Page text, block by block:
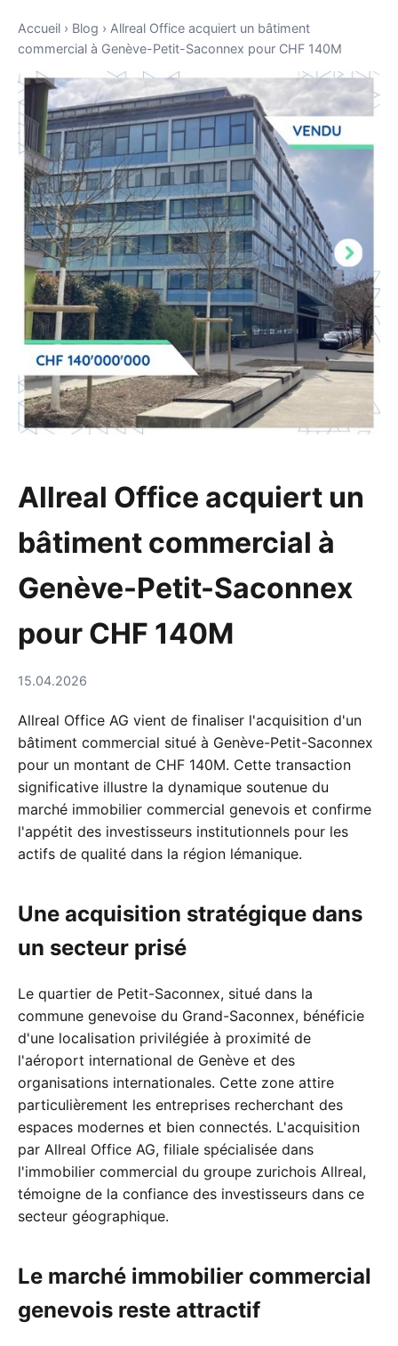
Accueil › Blog › Allreal Office acquiert un bâtiment
commercial à Genève-Petit-Saconnex pour CHF 140M
Allreal Office acquiert un
bâtiment commercial à
Genève-Petit-Saconnex
pour CHF 140M
15.04.2026
Allreal Office AG vient de finaliser l'acquisition d'un
bâtiment commercial situé à Genève-Petit-Saconnex
pour un montant de CHF 140M. Cette transaction
significative illustre la dynamique soutenue du
marché immobilier commercial genevois et confirme
l'appétit des investisseurs institutionnels pour les
actifs de qualité dans la région lémanique.
Une acquisition stratégique dans
un secteur prisé
Le quartier de Petit-Saconnex, situé dans la
commune genevoise du Grand-Saconnex, bénéficie
d'une localisation privilégiée à proximité de
l'aéroport international de Genève et des
organisations internationales. Cette zone attire
particulièrement les entreprises recherchant des
espaces modernes et bien connectés. L'acquisition
par Allreal Office AG, filiale spécialisée dans
l'immobilier commercial du groupe zurichois Allreal,
témoigne de la confiance des investisseurs dans ce
secteur géographique.
Le marché immobilier commercial
genevois reste attractif